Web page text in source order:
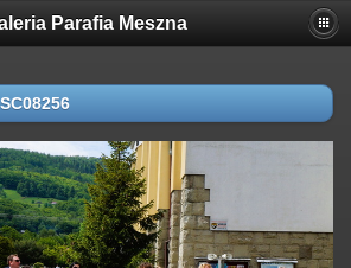
Parafia Meszna